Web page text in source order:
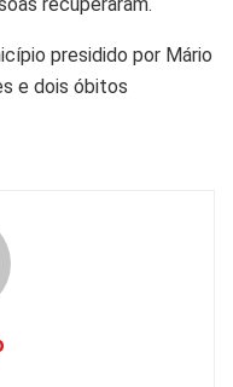
presidido por Mário
e dois óbitos